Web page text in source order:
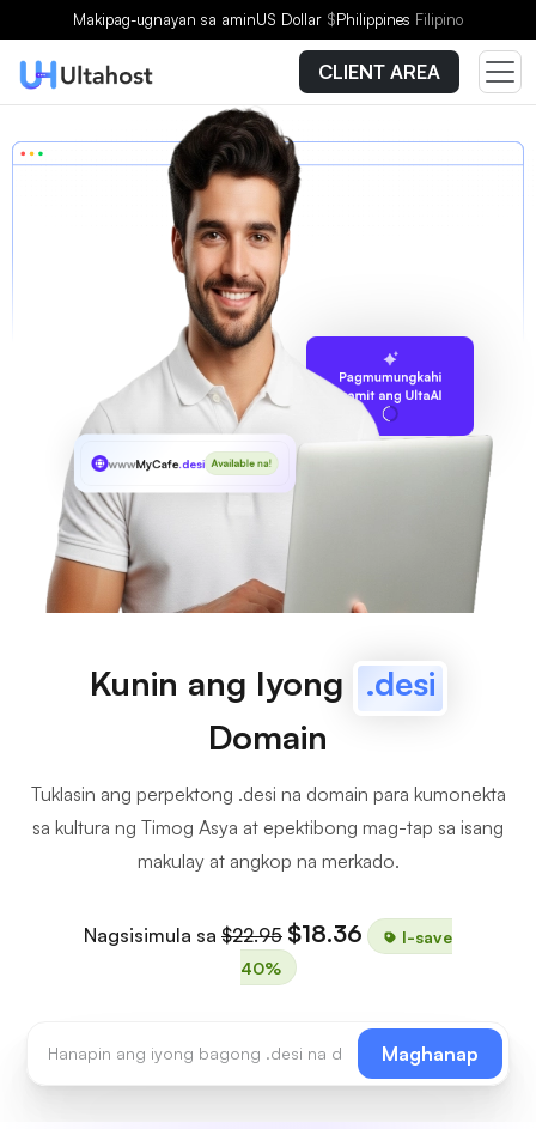
Makipag-ugnayan sa aminUS Dollar $Philippines Filipino
CLIENT AREA
Pagmumungkahi
gamit ang UltaAI
wwwMyCafe.desi Available na!
Kunin ang Iyong .desi
Domain
Tuklasin ang perpektong .desi na domain para kumonekta
sa kultura ng Timog Asya at epektibong mag-tap sa isang
makulay at angkop na merkado.
Nagsisimula sa $22.95 $18.36
I-save
40%
Maghanap